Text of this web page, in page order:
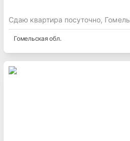
Сдаю квартира посуточно, Гомель
Гомельская обл.